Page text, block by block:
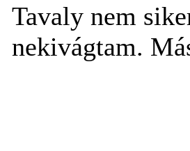
Tavaly nem
nekivágtam.